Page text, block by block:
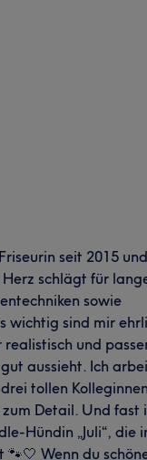
seit 2015 und
schlägt für
sowie
wichtig sind mir
und
aussieht. Ich
tollen
Detail. Und fast
Hündin „Juli“, die
Wenn du